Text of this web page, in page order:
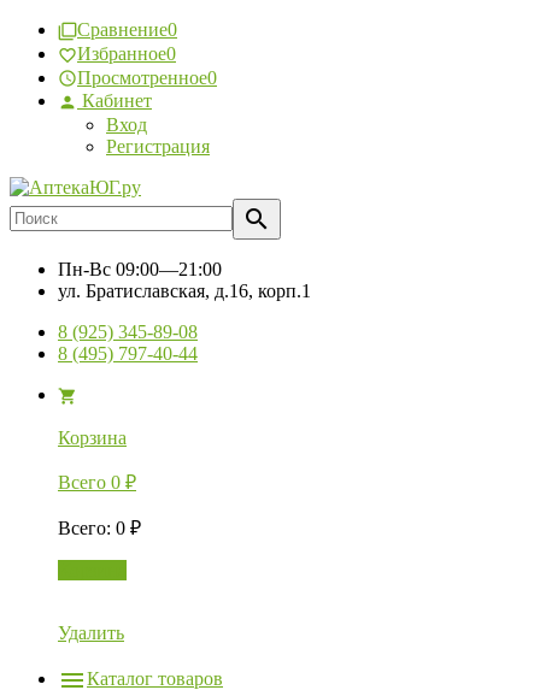
Сравнение0
Избранное0
Просмотренное0
Кабинет
Вход
Регистрация
Пн-Вс 09:00—21:00
ул. Братиславская, д.16, корп.1
8 (925) 345-89-08
8 (495) 797-40-44
Корзина
Всего 0 ₽
Всего: 0 ₽
Удалить
Каталог товаров